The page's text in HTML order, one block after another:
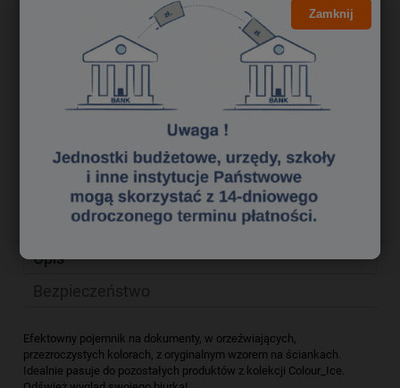
Kod produktu:
pok4723087
zapytaj o produkt
poleć znajomemu
Opis
Efektowny pojemnik na dokumenty, w orzeźwiających,
przezroczystych kolorach, z oryginalnym wzorem na ściankach.
Idealnie pasuje do pozostałych produktów z kolekcji Colour_Ice.
Zamknij